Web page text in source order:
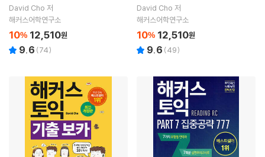
David Cho 저
해커스어학연구소
10% 12,510원
9.6 (74)
David Cho 저
해커스어학연구소
10% 12,510원
9.6 (49)